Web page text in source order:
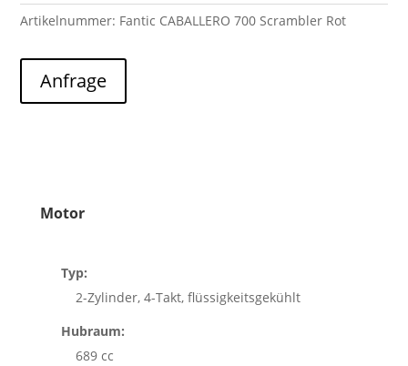
Artikelnummer: Fantic CABALLERO 700 Scrambler Rot
Anfrage
Motor
Typ:
2-Zylinder, 4-Takt, flüssigkeitsgekühlt
Hubraum:
689 cc